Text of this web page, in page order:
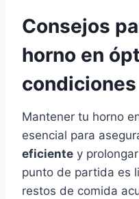
Consejos
horno en
condiciones
Mantener tu horno
esencial para
eficiente y
punto de partida es
restos de comida